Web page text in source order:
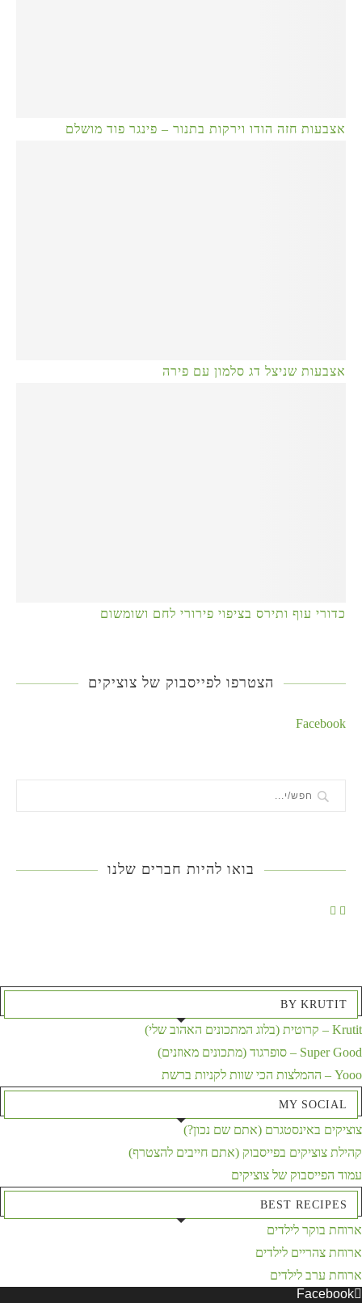
אצבעות חזה הודו וירקות בתנור – פינגר פוד מושלם
אצבעות שניצל דג סלמון עם פירה
כדורי עוף ותירס בציפוי פירורי לחם ושומשום
הצטרפו לפייסבוק של צוציקים
Facebook
בואו להיות חברים שלנו
BY KRUTIT
Krutit – קרוטית (בלוג המתכונים האהוב שלי)
Super Good – סופרגוד (מתכונים מאוזנים)
Yooo – ההמלצות הכי שוות לקניות ברשת
MY SOCIAL
צוציקים באינסטגרם (אתם שם נכון?)
קהילת צוציקים בפייסבוק (אתם חייבים להצטרף)
עמוד הפייסבוק של צוציקים
BEST RECIPES
ארוחת בוקר לילדים
ארוחת צהריים לילדים
ארוחת ערב לילדים
Facebook